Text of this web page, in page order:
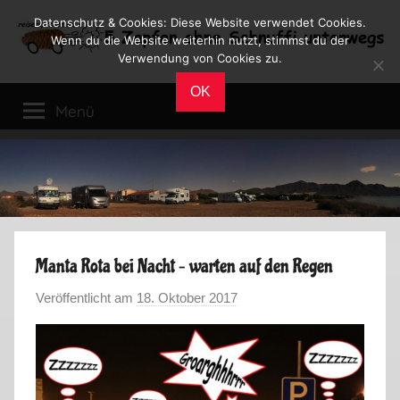
Inhalt
Reiseblog
Leben
im
Menü
Manta Rota bei Nacht – warten auf den Regen
Veröffentlicht am 18. Oktober 2017
o
n
M
a
Datenschutz & Cookies: Diese Website verwendet Cookies.
Wenn du die Website weiterhin nutzt, stimmst du der
Verwendung von Cookies zu.
OK